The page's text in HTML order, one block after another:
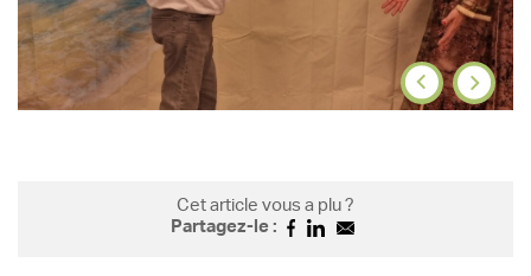
Cet article vous a plu ?
Partagez-le :